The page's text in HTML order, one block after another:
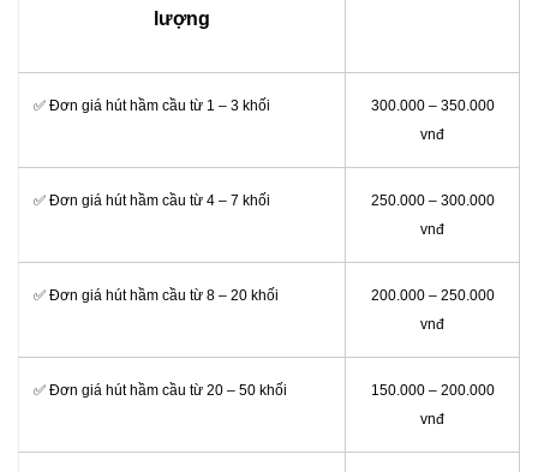
lượng
✅ Đơn giá hút hầm cầu từ 1 – 3 khối
300.000 – 350.000
vnđ
✅ Đơn giá hút hầm cầu từ 4 – 7 khối
250.000 – 300.000
vnđ
✅ Đơn giá hút hầm cầu từ 8 – 20 khối
200.000 – 250.000
vnđ
✅ Đơn giá hút hầm cầu từ 20 – 50 khối
150.000 – 200.000
vnđ